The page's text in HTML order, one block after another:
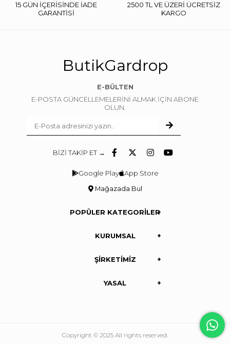
15 GÜN İÇERİSİNDE İADE
GARANTİSİ
2500 TL VE ÜZERİ ÜCRETSİZ
KARGO
ButikGardrop
E-BÜLTEN
E-POSTA GÜNCELLEMELERİNİ ALMAK İÇİN ABONE
OLUN.
BİZİ TAKİP ET →
Google Play App Store
Mağazada Bul
POPÜLER KATEGORİLER
KURUMSAL
ŞİRKETİMİZ
YASAL
Copyright © 2025 All rights reserved.